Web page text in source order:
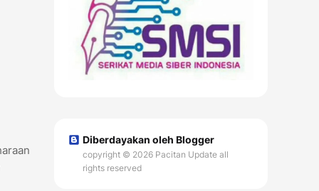
Diberdayakan oleh Blogger
copyright © 2026 Pacitan Update all
rights reserved